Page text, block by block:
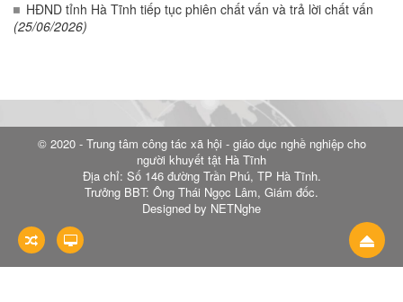
HĐND tỉnh Hà Tĩnh tiếp tục phiên chất vấn và trả lời chất vấn
(25/06/2026)
© 2020 - Trung tâm công tác xã hội - giáo dục nghề nghiệp cho
người khuyết tật Hà Tĩnh
Địa chỉ: Số 146 đường Trần Phú, TP Hà Tĩnh.
Trưởng BBT: Ông Thái Ngọc Lâm, Giám đốc.
Designed by NETNghe